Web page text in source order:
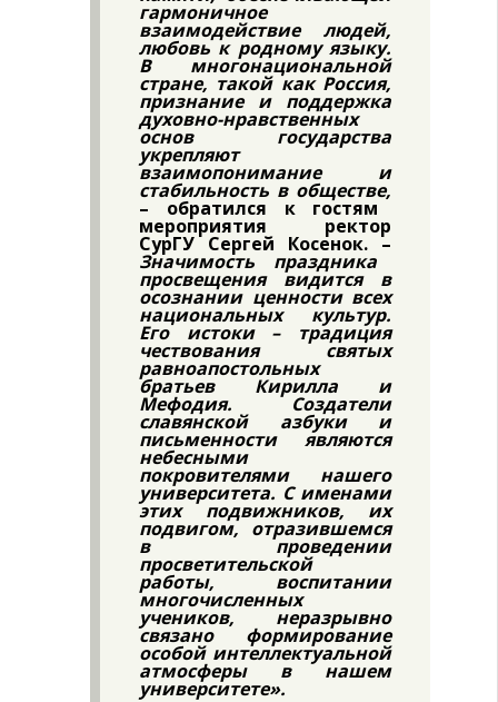
гармоничное
взаимодействие людей,
любовь к родному языку.
В многонациональной
стране, такой как Россия,
признание и поддержка
духовно-нравственных
основ государства
укрепляют
взаимопонимание и
стабильность в обществе,
– обратился к гостям
мероприятия ректор
СурГУ Сергей Косенок. –
Значимость праздника
просвещения видится в
осознании ценности всех
национальных культур.
Его истоки – традиция
чествования святых
равноапостольных
братьев Кирилла и
Мефодия. Создатели
славянской азбуки и
письменности являются
небесными
покровителями нашего
университета. С именами
этих подвижников, их
подвигом, отразившемся
в проведении
просветительской
работы, воспитании
многочисленных
учеников, неразрывно
связано формирование
особой интеллектуальной
атмосферы в нашем
университете».